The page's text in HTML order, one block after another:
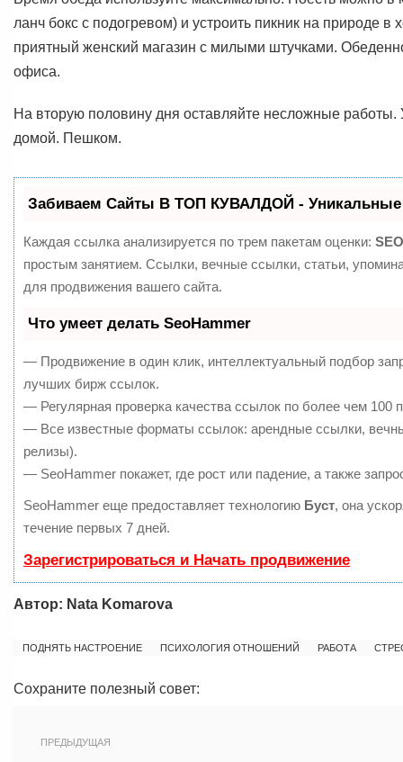
ланч бокс с подогревом) и устроить пикник на природе
приятный женский магазин с милыми штучками.
офиса.
На вторую половину дня оставляйте несложные
домой. Пешком.
Забиваем Сайты В ТОП КУВАЛДОЙ - Уникальные
Каждая ссылка анализируется по трем пакетам оценки:
простым занятием. Ссылки, вечные ссылки, статьи,
для продвижения вашего сайта.
Что умеет делать SeoHammer
— Продвижение в один клик, интеллектуальный подбор
лучших бирж ссылок.
— Регулярная проверка качества ссылок по более чем 100
— Все известные форматы ссылок: арендные ссылки,
релизы).
— SeoHammer покажет, где рост или падение, а также
SeoHammer еще предоставляет технологию Буст, она
течение первых 7 дней.
Зарегистрироваться и Начать продвижение
Автор: Nata Komarova
ПОДНЯТЬ НАСТРОЕНИЕ ПСИХОЛОГИЯ ОТНОШЕНИЙ РАБОТА
Сохраните полезный совет:
ПРЕДЫДУЩАЯ